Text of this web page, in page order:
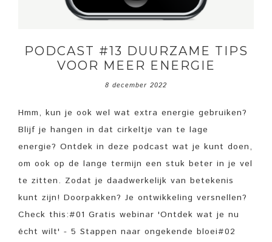
PODCAST #13 DUURZAME TIPS
VOOR MEER ENERGIE
8 december 2022
Hmm, kun je ook wel wat extra energie gebruiken?
Blijf je hangen in dat cirkeltje van te lage
energie? Ontdek in deze podcast wat je kunt doen,
om ook op de lange termijn een stuk beter in je vel
te zitten. Zodat je daadwerkelijk van betekenis
kunt zijn! Doorpakken? Je ontwikkeling versnellen?
Check this:#01 Gratis webinar 'Ontdek wat je nu
écht wilt' - 5 Stappen naar ongekende bloei#02